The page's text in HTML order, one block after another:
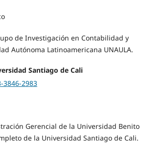
de Investigación en Contabilidad y
Autónoma Latinoamericana UNAULA.
Santiago de Cali
2983
Gerencial de la Universidad Benito
de la Universidad Santiago de Cali.